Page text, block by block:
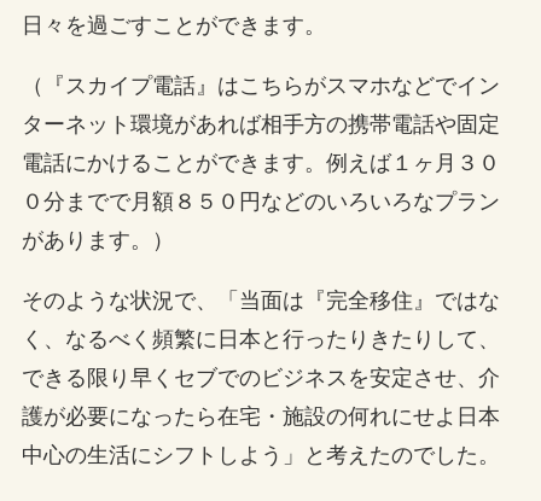
日々を過ごすことができます。
（『スカイプ電話』はこちらがスマホなどでイン
ターネット環境があれば相手方の携帯電話や固定
電話にかけることができます。例えば１ヶ月３０
０分までで月額８５０円などのいろいろなプラン
があります。）
そのような状況で、「当面は『完全移住』ではな
く、なるべく頻繁に日本と行ったりきたりして、
できる限り早くセブでのビジネスを安定させ、介
護が必要になったら在宅・施設の何れにせよ日本
中心の生活にシフトしよう」と考えたのでした。